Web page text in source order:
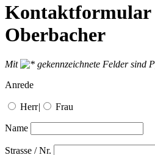
Kontaktformular
Oberbacher
Mit
gekennzeichnete Felder sind
Anrede
Herr| Frau
Name
Strasse / Nr.